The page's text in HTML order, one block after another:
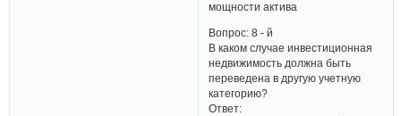
мощности актива
Вопрос: 8 - й
В каком случае инвестиционная
недвижимость должна быть
переведена в другую учетную
категорию?
Ответ: